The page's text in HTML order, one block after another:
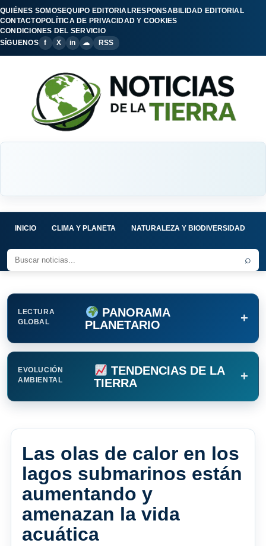
QUIÉNES SOMOSEQUIPO EDITORIALRESPONSABILIDAD EDITORIAL
CONTACTOPOLÍTICA DE PRIVACIDAD Y COOKIES
CONDICIONES DEL SERVICIO
SÍGUENOS
f X in ☁ RSS
INICIO CLIMA Y PLANETA NATURALEZA Y BIODIVERSIDAD
⌕
LECTURA
GLOBAL
PANORAMA
PLANETARIO
+
EVOLUCIÓN
AMBIENTAL
TENDENCIAS DE LA
TIERRA
+
Las olas de calor en los
lagos submarinos están
aumentando y
amenazan la vida
acuática